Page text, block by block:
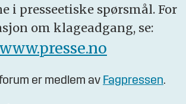
i presseetiske spørsmål. For
om klageadgang, se:
www.presse.no
er medlem av Fagpressen.